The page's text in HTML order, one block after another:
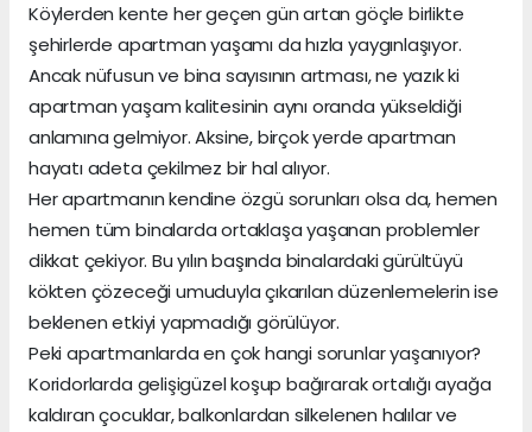
Köylerden kente her geçen gün artan göçle birlikte
şehirlerde apartman yaşamı da hızla yaygınlaşıyor.
Ancak nüfusun ve bina sayısının artması, ne yazık ki
apartman yaşam kalitesinin aynı oranda yükseldiği
anlamına gelmiyor. Aksine, birçok yerde apartman
hayatı adeta çekilmez bir hal alıyor.
Her apartmanın kendine özgü sorunları olsa da, hemen
hemen tüm binalarda ortaklaşa yaşanan problemler
dikkat çekiyor. Bu yılın başında binalardaki gürültüyü
kökten çözeceği umuduyla çıkarılan düzenlemelerin ise
beklenen etkiyi yapmadığı görülüyor.
Peki apartmanlarda en çok hangi sorunlar yaşanıyor?
Koridorlarda gelişigüzel koşup bağırarak ortalığı ayağa
kaldıran çocuklar, balkonlardan silkelenen halılar ve